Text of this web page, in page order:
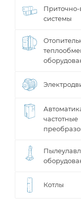
системы
частотные
Котлы